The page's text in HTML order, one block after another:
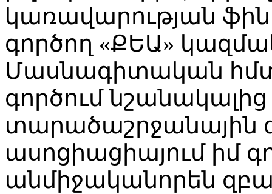
կառավարության
գործող «ՔԵԱ»
Մասնագիտական
գործում նշանակալից
տարածաշրջանային
ասոցիացիայում իմ
անմիջականորեն